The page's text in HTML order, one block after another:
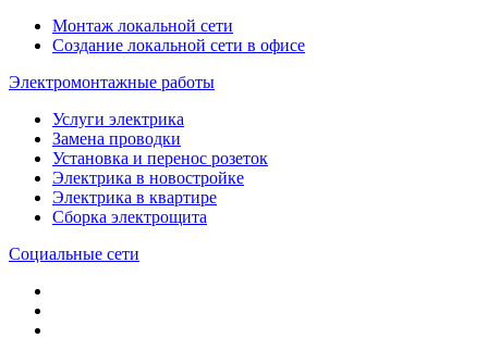
Монтаж локальной сети
Создание локальной сети в офисе
Электромонтажные работы
Услуги электрика
Замена проводки
Установка и перенос розеток
Электрика в новостройке
Электрика в квартире
Сборка электрощита
Социальные сети